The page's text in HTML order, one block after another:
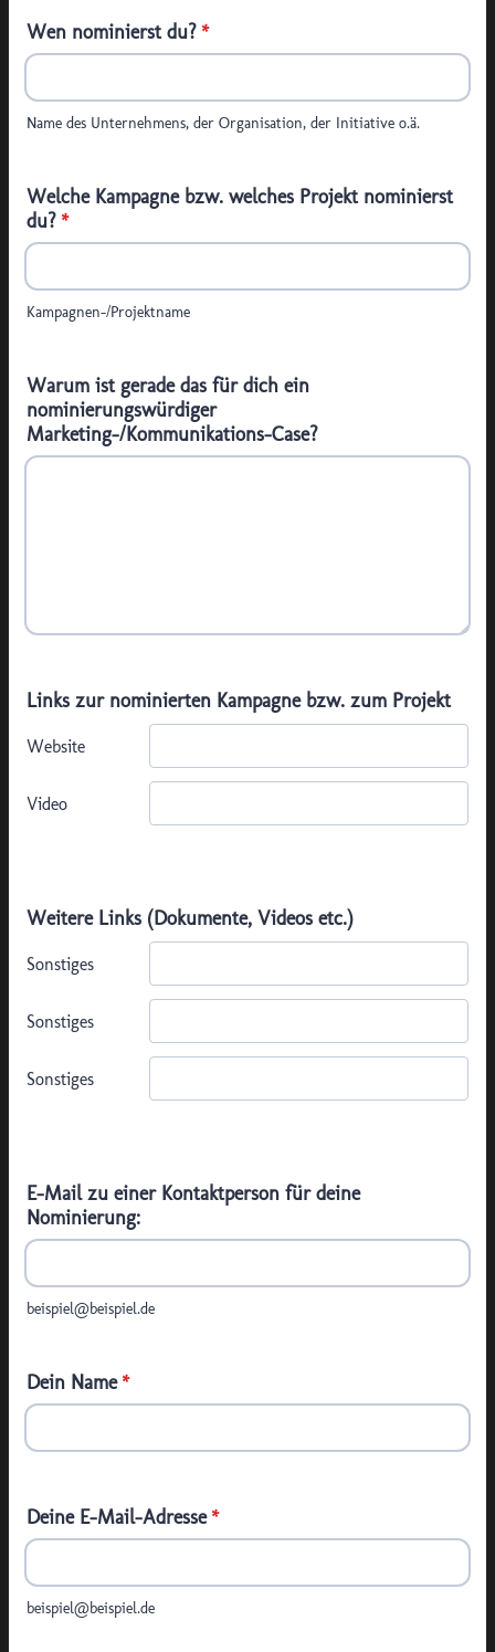
Wen nominierst du?*
Name des Unternehmens, der Organisation, der Initiative o.ä.
Welche Kampagne bzw. welches Projekt nominierst
du?*
Kampagnen-/Projektname
Warum ist gerade das für dich ein
nominierungswürdiger
Marketing-/Kommunikations-Case?
Links zur nominierten Kampagne bzw. zum Projekt
Weitere Links (Dokumente, Videos etc.)
E-Mail zu einer Kontaktperson für deine
Nominierung:
beispiel@beispiel.de
Dein Name*
Deine E-Mail-Adresse*
beispiel@beispiel.de